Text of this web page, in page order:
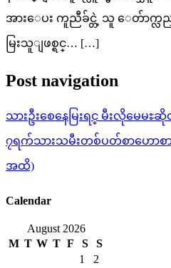
အားေပး ကူညီခ်င္တဲ့ သူ ေတ်ာက္
မြးသူျဖစ္ရင္… […]
Post navigation
သားဦးစေနေမြးရင္ မီးလိုမေ
၇ရက်သားသမီးတစ်ပတ်စာဟောစာတမ်
အထိ)
Calendar
August 2026
M T W T F S
S
1
2